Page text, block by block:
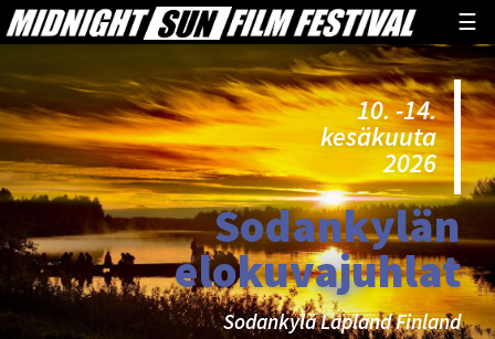
☰
10. -14.
kesäkuuta
2026
Sodankylän
elokuvajuhlat
Sodankylä Lapland Finland